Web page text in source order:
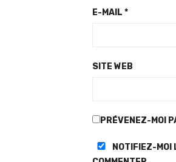
E-MAIL *
SITE WEB
PRÉVENEZ-MOI
NOTIFIEZ-MOI